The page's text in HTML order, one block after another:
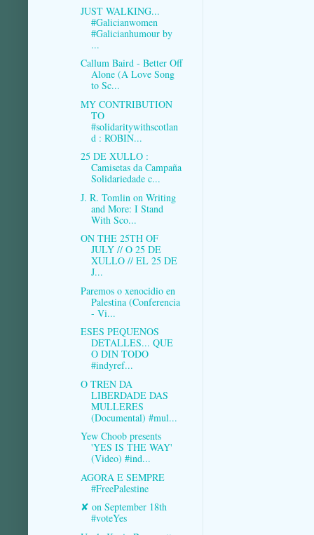
JUST WALKING...
#Galicianwomen
#Galicianhumour by
...
Callum Baird - Better Off
Alone (A Love Song
to Sc...
MY CONTRIBUTION
TO
#solidaritywithscotlan
d : ROBIN...
25 DE XULLO :
Camisetas da Campaña
Solidariedade c...
J. R. Tomlin on Writing
and More: I Stand
With Sco...
ON THE 25TH OF
JULY // O 25 DE
XULLO // EL 25 DE
J...
Paremos o xenocidio en
Palestina (Conferencia
- Vi...
ESES PEQUENOS
DETALLES... QUE
O DIN TODO
#indyref...
O TREN DA
LIBERDADE DAS
MULLERES
(Documental) #mul...
Yew Choob presents
'YES IS THE WAY'
(Video) #ind...
AGORA E SEMPRE
#FreePalestine
✘ on September 18th
#voteYes